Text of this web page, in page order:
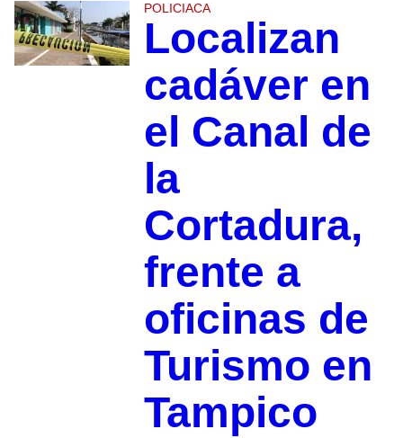
POLICIACA
Localizan
cadáver en
el Canal de
la
Cortadura,
frente a
oficinas de
Turismo en
Tampico